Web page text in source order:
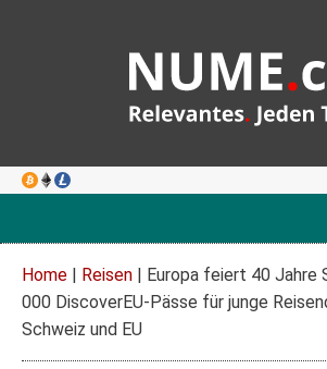
Home | Reisen | Europa feiert 40 Jahre
000 DiscoverEU-Pässe für junge
Schweiz und EU